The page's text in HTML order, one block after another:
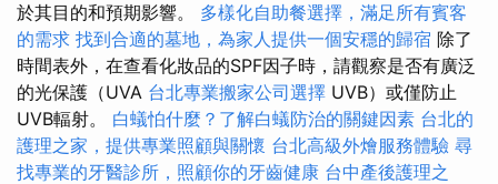
於其目的和預期影響。 多樣化自助餐選擇，滿足所有賓客
的需求 找到合適的墓地，為家人提供一個安穩的歸宿 除了
時間表外，在查看化妝品的SPF因子時，請觀察是否有廣泛
的光保護（UVA 台北專業搬家公司選擇 UVB）或僅防止
UVB輻射。 白蟻怕什麼？了解白蟻防治的關鍵因素 台北的
護理之家，提供專業照顧與關懷 台北高級外燴服務體驗 尋
找專業的牙醫診所，照顧你的牙齒健康 台中產後護理之